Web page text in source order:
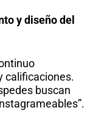
y diseño del
calificaciones.
buscan